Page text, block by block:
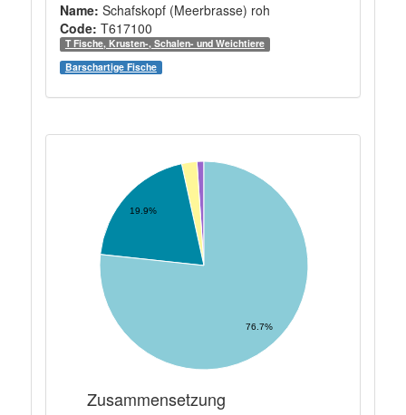
Name: Schafskopf (Meerbrasse) roh
Code: T617100
T Fische, Krusten-, Schalen- und Weichtiere
Barschartige Fische
19.9%
76.7%
Zusammensetzung